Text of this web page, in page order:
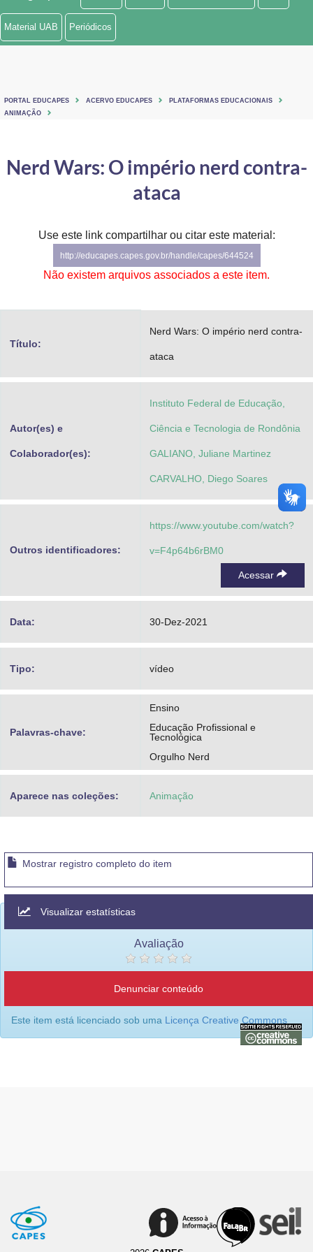
Ministério de Minas e Energia
Ministério do Turismo
Controladoria-Geral da União
Secretaria-Geral
Material UAB Periódicos
PORTAL EDUCAPES ACERVO EDUCAPES
PLATAFORMAS EDUCACIONAIS
ANIMAÇÃO
Nerd Wars: O império nerd contra-
ataca
Use este link compartilhar ou citar este material:
http://educapes.capes.gov.br/handle/capes/644524
Não existem arquivos associados a este item.
Título:
Nerd Wars: O império nerd contra-
ataca
Autor(es) e
Colaborador(es):
Instituto Federal de Educação,
Ciência e Tecnologia de Rondônia
GALIANO, Juliane Martinez
CARVALHO, Diego Soares
Outros identificadores:
https://www.youtube.com/watch?
v=F4p64b6rBM0
Acessar
Data: 30-Dez-2021
Tipo: vídeo
Palavras-chave:
Ensino
Educação Profissional e
Tecnológica
Orgulho Nerd
Aparece nas coleções: Animação
Mostrar registro completo do item
Visualizar estatísticas
Avaliação
Denunciar conteúdo
Este item está licenciado sob uma Licença Creative Commons